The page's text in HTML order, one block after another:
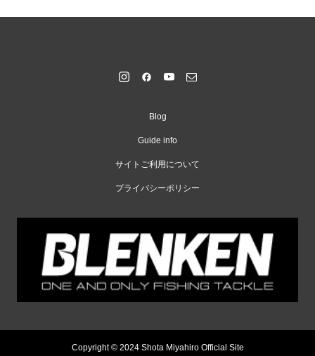
Blog
Guide info
サイトご利用について
プライバシーポリシー
Copyright © 2024 Shota Miyahiro Official Site